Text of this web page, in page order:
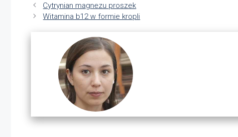
Cytrynian magnezu proszek
Witamina b12 w formie kropli